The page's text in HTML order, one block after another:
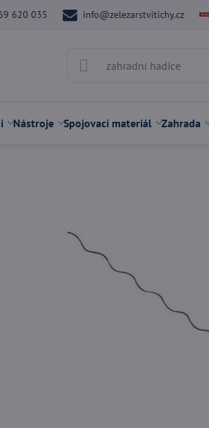
620 035 info@zelezarstvitichy.cz
Nástroje Spojovací materiál Zahrada